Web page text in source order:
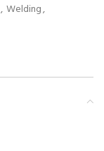
, Welding,